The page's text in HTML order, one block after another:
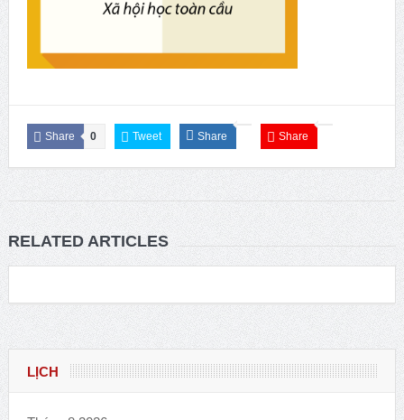
Share 0 Tweet Share Share
RELATED ARTICLES
LỊCH